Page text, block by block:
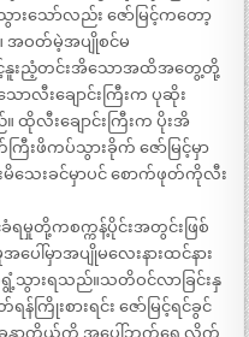
းသော်လည်း ဇော်မြင့်ကတော့
အဝတ်မဲ့အပျိုစင်မ
နူးညံ့တင်းအိသောအထိအတွေ့တို့
ာလီးချောင်းကြီးက ပုဆိုး
ထိုလီးချောင်းကြီးက ပိုးအိ
းဖိကပ်သွားခိုက် ဇော်မြင့်မှာ
ေးခင်မှာပင် စောက်ဖုတ်ကိုလီး
ခံရမှုတို့ကစက္ကန့်ပိုင်းအတွင်းဖြစ်
မှာအပျိုမလေးနားထင်နား
းရသည်။သတိဝင်လာခြင်းနှ
ြိုးစားရင်း ဇော်မြင့်ရင်ခွင်
န္ဓာကိုယ်ကို အပေါ်ဘက်ရွှေ့လိုက်